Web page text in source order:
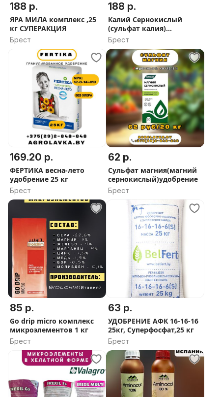
188 р.
ЯРА МИЛА комплекс ,25
кг СУПЕРАКЦИЯ
Брест
188 р.
Калий Сернокислый
(сульфат калия)
гранулированный, 35кг
Брест
169.20 р.
ФЕРТИКА весна-лето
удобрение 25 кг
Брест
62 р.
Сульфат магния(магний
сернокислый)удобрение
Брест
85 р.
Go drip micro комплекс
микроэлементов 1 кг
Брест
63 р.
УДОБРЕНИЕ АФК 16-16-16
25кг, Суперфосфат,25 кг
Брест